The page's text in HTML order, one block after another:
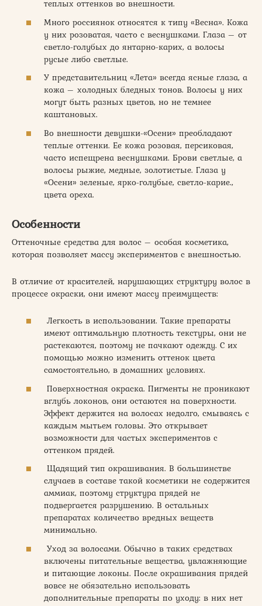
теплых оттенков во внешности.
Много россиянок относятся к типу «Весна». Кожа
у них розоватая, часто с веснушками. Глаза – от
светло-голубых до янтарно-карих, а волосы
русые либо светлые.
У представительниц «Лета» всегда ясные глаза, а
кожа – холодных бледных тонов. Волосы у них
могут быть разных цветов, но не темнее
каштановых.
Во внешности девушки-«Осени» преобладают
теплые оттенки. Ее кожа розовая, персиковая,
часто испещрена веснушками. Брови светлые, а
волосы рыжие, медные, золотистые. Глаза у
«Осени» зеленые, ярко-голубые, светло-карие.,
цвета ореха.
Особенности
Оттеночные средства для волос – особая косметика,
которая позволяет массу экспериментов с внешностью.
В отличие от красителей, нарушающих структуру волос в
процессе окраски, они имеют массу преимуществ:
Легкость в использовании. Такие препараты
имеют оптимальную плотность текстуры, они не
растекаются, поэтому не пачкают одежду. С их
помощью можно изменить оттенок цвета
самостоятельно, в домашних условиях.
Поверхностная окраска. Пигменты не проникают
вглубь локонов, они остаются на поверхности.
Эффект держится на волосах недолго, смываясь с
каждым мытьем головы. Это открывает
возможности для частых экспериментов с
оттенком прядей.
Щадящий тип окрашивания. В большинстве
случаев в составе такой косметики не содержится
аммиак, поэтому структура прядей не
подвергается разрушению. В остальных
препаратах количество вредных веществ
минимально.
Уход за волосами. Обычно в таких средствах
включены питательные вещества, увлажняющие
и питающие локоны. После окрашивания прядей
вовсе не обязательно использовать
дополнительные препараты по уходу: в них нет